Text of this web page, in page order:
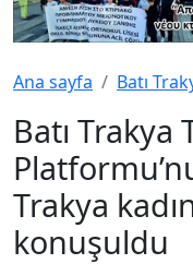
Ana sayfa Batı
Batı Trakya
Trakya
konuşuldu